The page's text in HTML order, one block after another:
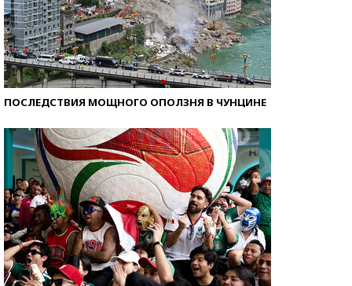
ПОСЛЕДСТВИЯ МОЩНОГО ОПОЛЗНЯ В ЧУНЦИНЕ